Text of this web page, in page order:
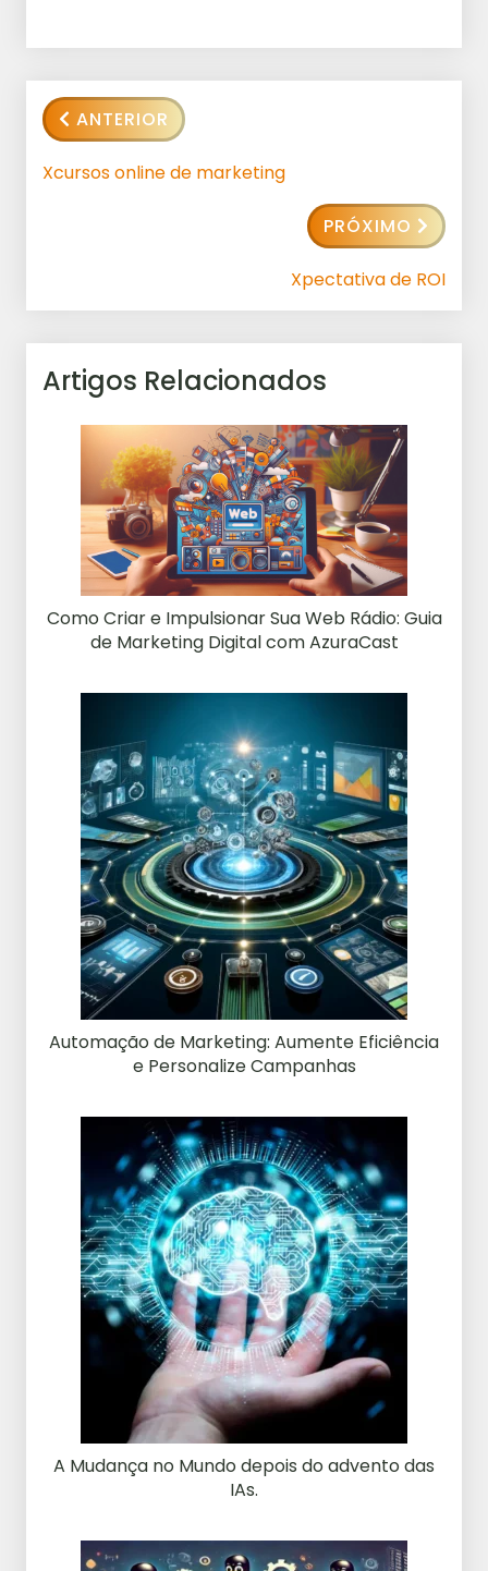
ANTERIOR
Xcursos online de marketing
PRÓXIMO
Xpectativa de ROI
Artigos Relacionados
Como Criar e Impulsionar Sua Web Rádio: Guia
de Marketing Digital com AzuraCast
Automação de Marketing: Aumente Eficiência
e Personalize Campanhas
A Mudança no Mundo depois do advento das
IAs.